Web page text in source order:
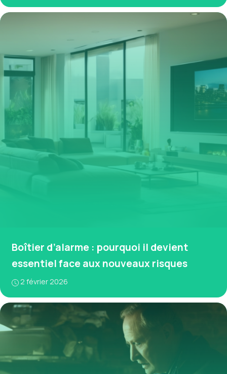
Boîtier d’alarme : pourquoi il devient
essentiel face aux nouveaux risques
2 février 2026